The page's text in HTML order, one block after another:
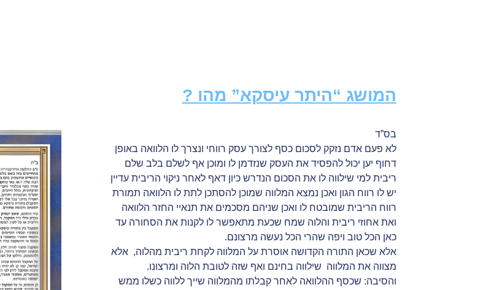
המושג “היתר עיסקא” מהו ?
בס”ד
לא פעם אדם נזקק לסכום כסף לצורך עסק רווחי ונצרך לו הלוואה באופן
דחוף יען יכול להפסיד את העסק שנזדמן לו ומוכן אף לשלם בלב שלם
ריבית למי שילווה לו את הסכום הנדרש כיון דאף לאחר ניקוי הריבית עדיין
יש לו רווח הגון ואכן נמצא המלווה שמוכן להסתכן לתת לו הלוואה תמורת
רווח הריבית שמובטח לו ואכן שניהם מסכמים את תנאיי החזר הלוואה
ואת אחוזי ריבית והלוה שמח שכעת מתאפשר לו לקנות את הסחורה עד
כאן הכל טוב ויפה שהרי הכל נעשה מרצונם.
אלא שכאן התורה הקדושה אוסרת על המלווה לקחת ריבית מהלוה, אלא
מצווה את המלווה שילווה בחינם ואף שזה לטובת הלוה ומרצונו.
והסיבה: שכסף ההלוואה לאחר קבלתו מהמלווה שייך ללווה כשלו ממש